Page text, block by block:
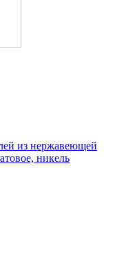
из нержавеющей
никель